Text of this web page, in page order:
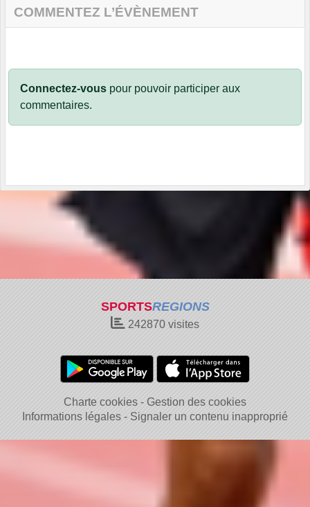
COMMENTEZ L’ÉVÈNEMENT
Connectez-vous pour pouvoir participer aux
commentaires.
SPORTSREGIONS
242870 visites
Charte cookies
Gestion des cookies
Informations légales
Signaler un contenu inapproprié